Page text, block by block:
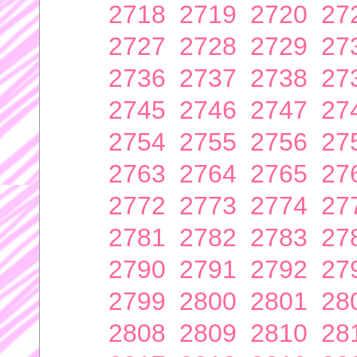
2718 2719 2720
2727 2728 2729
2736 2737 2738
2745 2746 2747
2754 2755 2756
2763 2764 2765
2772 2773 2774
2781 2782 2783
2790 2791 2792
2799 2800 2801
2808 2809 2810